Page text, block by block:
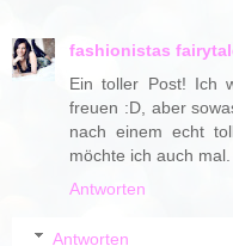
fashionistas
Ein toller Post! Ich
freuen :D, aber
nach einem echt
möchte ich auch mal.
Antworten
Antworten